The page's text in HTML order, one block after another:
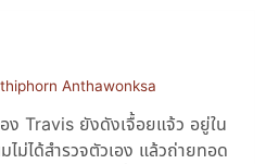
Anthawonksa
ง Travis ยังดังเจื้อยแจ้ว อยู่ใน
ไม่ได้สำรวจตัวเอง แล้วถ่ายทอด